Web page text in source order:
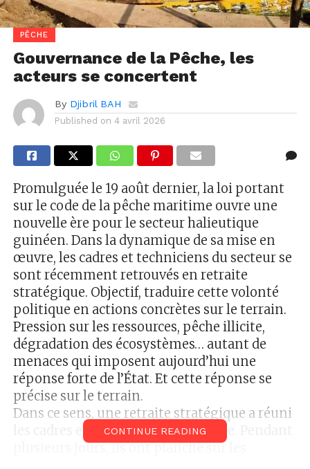
PÊCHE
Gouvernance de la Pêche, les
acteurs se concertent
By Djibril BAH
Published on 4 avril 2026
Promulguée le 19 août dernier, la loi portant
sur le code de la pêche maritime ouvre une
nouvelle ère pour le secteur halieutique
guinéen. Dans la dynamique de sa mise en
œuvre, les cadres et techniciens du secteur se
sont récemment retrouvés en retraite
stratégique. Objectif, traduire cette volonté
politique en actions concrètes sur le terrain.
Pression sur les ressources, pêche illicite,
dégradation des écosystèmes… autant de
menaces qui imposent aujourd’hui une
réponse forte de l’État. Et cette réponse se
précise sur le terrain.
Dans ce sens, une retraite stratégique a réuni
les cadres et techniciens de la pêche. Pendant
plusieurs jours, ils ont planché sur les
CONTINUE READING